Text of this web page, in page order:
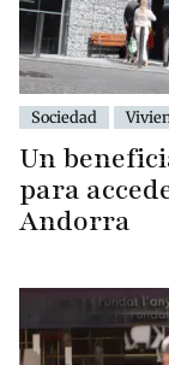
Sociedad
Un
para
Andorra